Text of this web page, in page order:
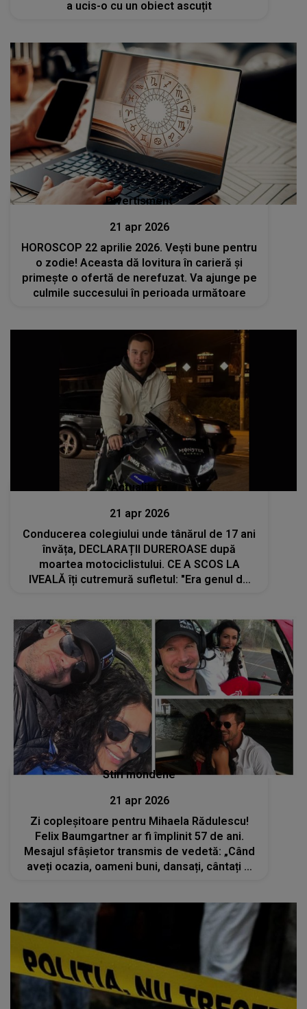
a ucis-o cu un obiect ascuțit
Divertisment
21 apr 2026
HOROSCOP 22 aprilie 2026. Vești bune pentru
o zodie! Aceasta dă lovitura în carieră și
primește o ofertă de nerefuzat. Va ajunge pe
culmile succesului în perioada următoare
Actualitate
21 apr 2026
Conducerea colegiului unde tânărul de 17 ani
învăța, DECLARAȚII DUREROASE după
moartea motociclistului. CE A SCOS LA
IVEALĂ îți cutremură sufletul: "Era genul de
Stiri mondene
21 apr 2026
Zi copleșitoare pentru Mihaela Rădulescu!
Felix Baumgartner ar fi împlinit 57 de ani.
Mesajul sfâșietor transmis de vedetă: „Când
aveți ocazia, oameni buni, dansați, cântați și